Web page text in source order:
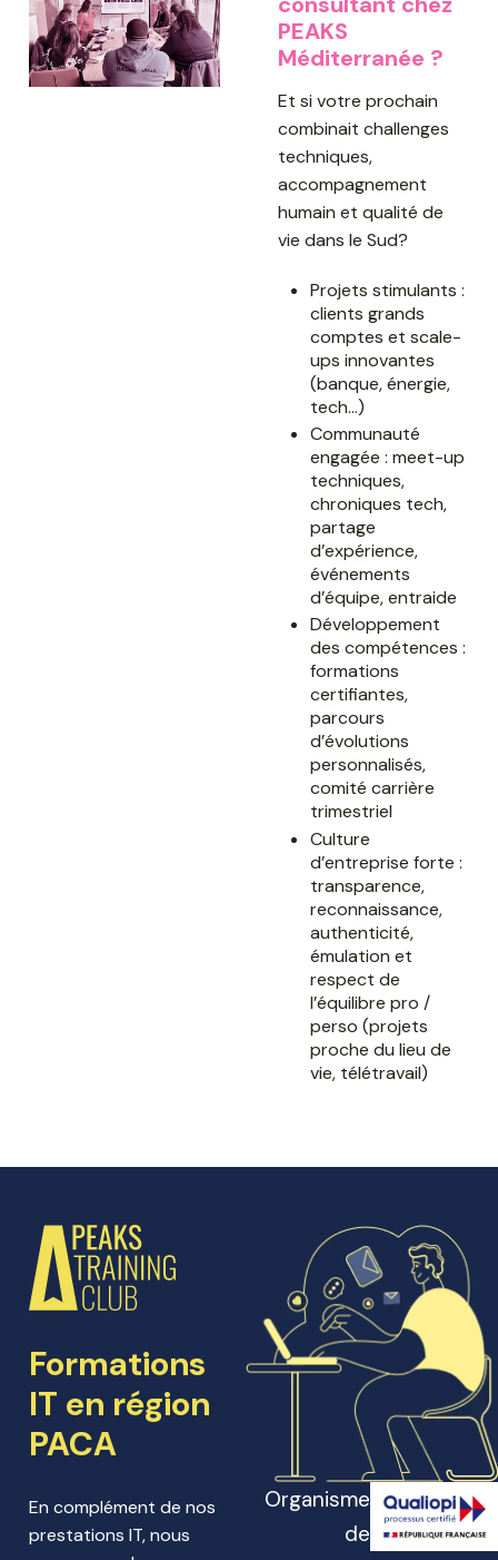
PEAKS
Méditerranée ?
Et si votre prochain
combinait challenges
techniques,
accompagnement
humain et qualité de
vie dans le Sud?
Projets stimulants :
clients grands
comptes et scale-
ups innovantes
(banque, énergie,
tech…)
Communauté
engagée : meet-up
techniques,
chroniques tech,
partage
d’expérience,
événements
d’équipe, entraide
Développement
des compétences :
formations
certifiantes,
parcours
d’évolutions
personnalisés,
comité carrière
trimestriel
Culture
d’entreprise forte :
transparence,
reconnaissance,
authenticité,
émulation et
respect de
l’équilibre pro /
perso (projets
proche du lieu de
vie, télétravail)
Formations
IT en région
PACA
En complément de nos
prestations IT, nous
Organisme
de